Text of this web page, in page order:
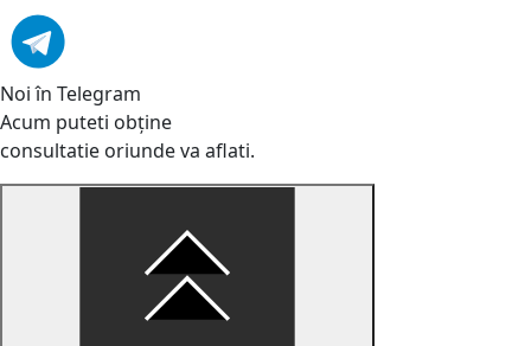
Noi în Telegram
Acum puteti obține
consultatie oriunde va aflati.